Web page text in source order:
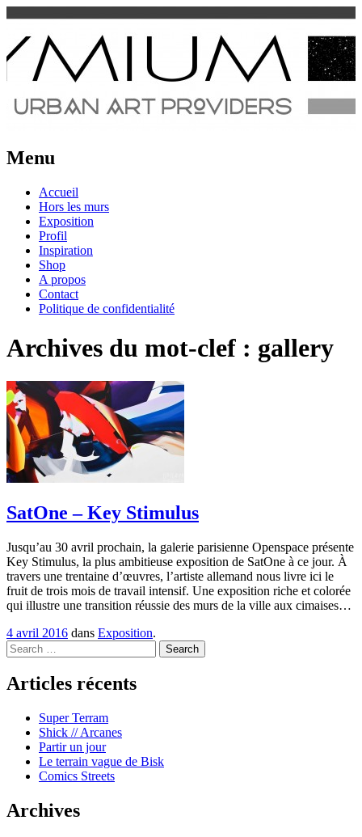
Spraymium Magazine
Urban Art Provider
Menu
Aller
contenu
Accueil
Hors les murs
Exposition
Profil
Inspiration
Shop
A propos
Contact
Politique de confidentialité
Archives du mot-clef : gallery
SatOne – Key Stimulus
Jusqu’au 30 avril prochain, la galerie parisienne Openspace présente
Key Stimulus, la plus ambitieuse exposition de SatOne à ce jour. À
travers une trentaine d’œuvres, l’artiste allemand nous livre ici le
fruit de trois mois de travail intensif. Une exposition riche et colorée
qui illustre une transition réussie des murs de la ville aux cimaises…
4 avril 2016 dans Exposition.
Search
Articles récents
Super Terram
Shick // Arcanes
Partir un jour
Le terrain vague de Bisk
Comics Streets
Archives